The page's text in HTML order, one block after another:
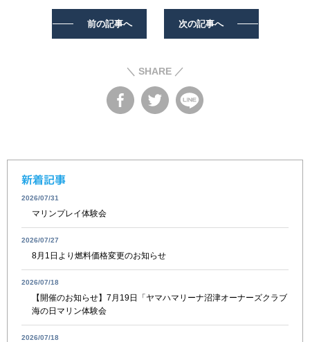
前の記事へ 次の記事へ
＼ SHARE ／
新着記事
2026/07/31
マリンプレイ体験会
2026/07/27
8月1日より燃料価格変更のお知らせ
2026/07/18
【開催のお知らせ】7月19日「ヤマハマリーナ沼津オーナーズクラブ
海の日マリン体験会
2026/07/18